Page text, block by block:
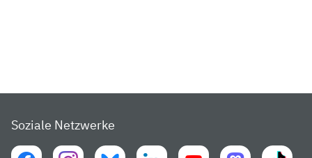
Soziale Netzwerke